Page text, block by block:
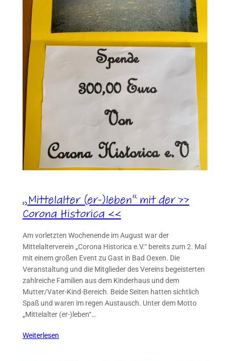
„Mittelalter (er-)leben“ mit der >>
Corona Historica <<
Am vorletzten Wochenende im August war der
Mittelalterverein „Corona Historica e.V.“ bereits zum 2. Mal
mit einem großen Event zu Gast in Bad Oexen. Die
Veranstaltung und die Mitglieder des Vereins begeisterten
zahlreiche Familien aus dem Kinderhaus und dem
Mutter/Vater-Kind-Bereich. Beide Seiten hatten sichtlich
Spaß und waren im regen Austausch. Unter dem Motto
„Mittelalter (er-)leben“…
Weiterlesen